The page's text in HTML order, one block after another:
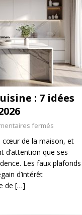
: 7 idées
fermés
cœur de la maison, et
d’attention que ses
Les faux plafonds
d’intérêt
de […]